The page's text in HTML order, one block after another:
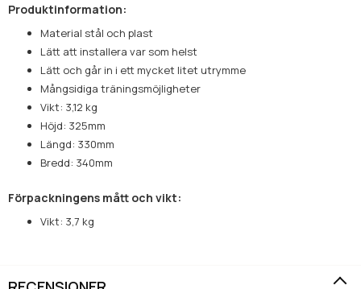
Produktinformation:
Material stål och plast
Lätt att installera var som helst
Lätt och går in i ett mycket litet utrymme
Mångsidiga träningsmöjligheter
Vikt: 3,12 kg
Höjd: 325mm
Längd: 330mm
Bredd: 340mm
Förpackningens mått och vikt:
Vikt: 3,7 kg